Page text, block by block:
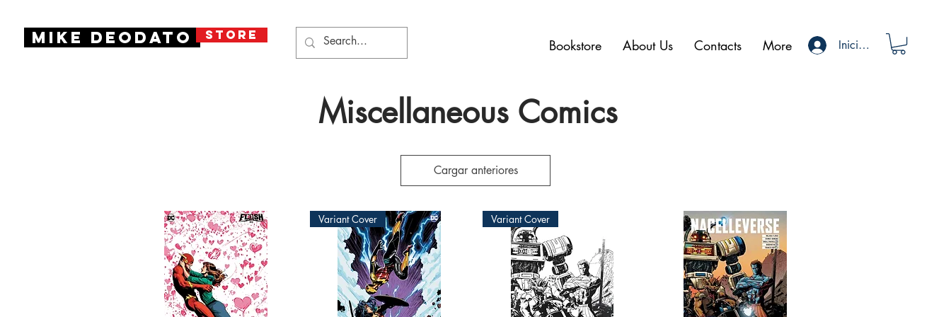
Mike Deodato STORE
Bookstore About Us Contacts More Iniciar sesión
Miscellaneous Comics
Cargar anteriores
Variant Cover Variant Cover